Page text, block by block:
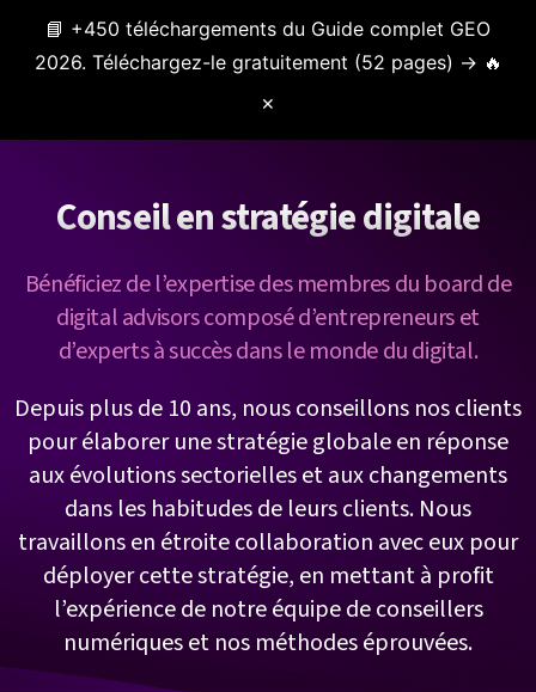
📘 +450 téléchargements du Guide complet GEO
2026. Téléchargez-le gratuitement (52 pages) → 🔥
✕
Menu
Conseil en stratégie digitale
Bénéficiez de l’expertise des membres du board de
digital advisors composé d’entrepreneurs et
d’experts à succès dans le monde du digital.
Depuis plus de 10 ans, nous conseillons nos clients
pour élaborer une stratégie globale en réponse
aux évolutions sectorielles et aux changements
dans les habitudes de leurs clients. Nous
travaillons en étroite collaboration avec eux pour
déployer cette stratégie, en mettant à profit
l’expérience de notre équipe de conseillers
numériques et nos méthodes éprouvées.